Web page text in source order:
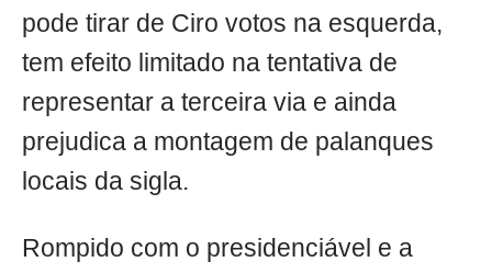
pode tirar de Ciro votos na esquerda,
tem efeito limitado na tentativa de
representar a terceira via e ainda
prejudica a montagem de palanques
locais da sigla.
Rompido com o presidenciável e a